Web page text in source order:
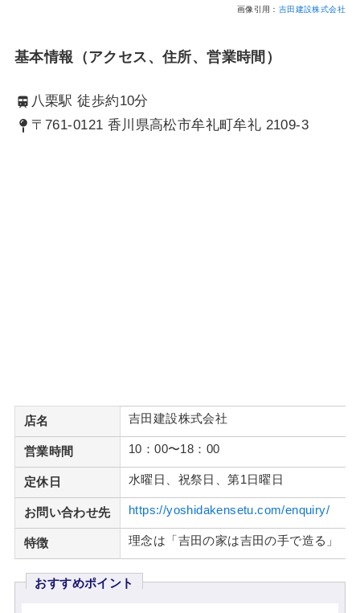
画像引用： 吉田建設株式会社
基本情報（アクセス、住所、営業時間）
八栗駅 徒歩約10分
〒761-0121 香川県高松市牟礼町牟礼 2109-3
店名 吉田建設株式会社
営業時間 10：00〜18：00
定休日 水曜日、祝祭日、第1日曜日
お問い合わせ先 https://yoshidakensetu.com/enquiry/
特徴 理念は「吉田の家は吉田の手で造る」
おすすめポイント